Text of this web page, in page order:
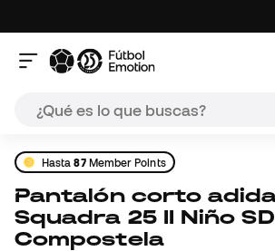
Hasta87Member Points
Pantalón corto adidas
Squadra 25 II Niño SD
Compostela